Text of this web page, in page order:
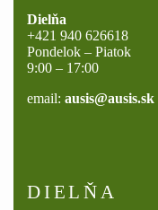
Dielňa
+421 940 626618
Pondelok – Piatok
9:00 – 17:00
email: ausis@ausis.sk
DIELŇA